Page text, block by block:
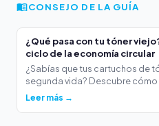
CONSEJO DE LA GUÍA
¿Qué pasa con tu tóner
ciclo de la economía circular
¿Sabías que tus cartuchos de
segunda vida? Descubre cómo
Leer más →